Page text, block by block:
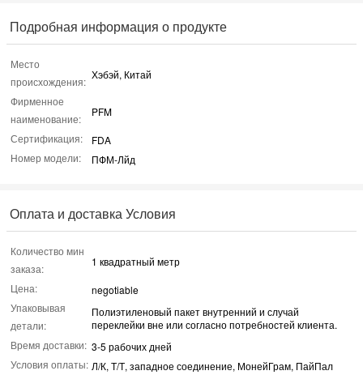
Подробная информация о продукте
Место
происхождения:
Хэбэй, Китай
Фирменное
наименование:
PFM
Сертификация:
FDA
Номер модели:
ПФМ-Лйд
Оплата и доставка Условия
Количество мин
заказа:
1 квадратный метр
Цена:
negotiable
Упаковывая
детали:
Полиэтиленовый пакет внутренний и случай
переклейки вне или согласно потребностей клиента.
Время доставки: 3-5 рабочих дней
Условия оплаты: Л/К, Т/Т, западное соединение, МонейГрам, ПайПал